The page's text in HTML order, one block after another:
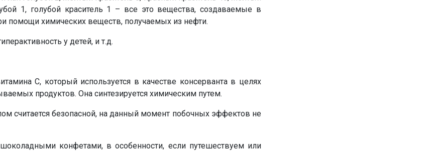
1, голубой краситель 1 – все это вещества, создаваемые в
помощи химических веществ, получаемых из нефти.
у детей, и т.д.
C, который используется в качестве консерванта в целях
продуктов. Она синтезируется химическим путем.
считается безопасной, на данный момент побочных эффектов не
конфетами, в особенности, если путешествуем или